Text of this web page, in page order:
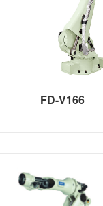
FD-V166